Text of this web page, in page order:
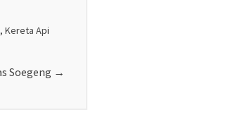
Kereta Api
Soegeng →